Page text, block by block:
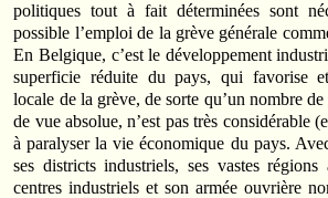
politiques tout à fait déterminées sont
possible l’emploi de la grève générale
En Belgique, c’est le développement
superficie réduite du pays, qui favorise et
locale de la grève, de sorte qu’un nombre
de vue absolue, n’est pas très considérable
à paralyser la vie économique du pays.
ses districts industriels, ses vastes régions
centres industriels et son armée ouvrière